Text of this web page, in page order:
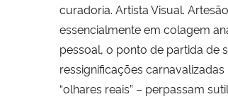
curadoria. Artista Visual.
essencialmente em colagem
pessoal, o ponto de partida de
ressignificações
“olhares reais” – perpassam